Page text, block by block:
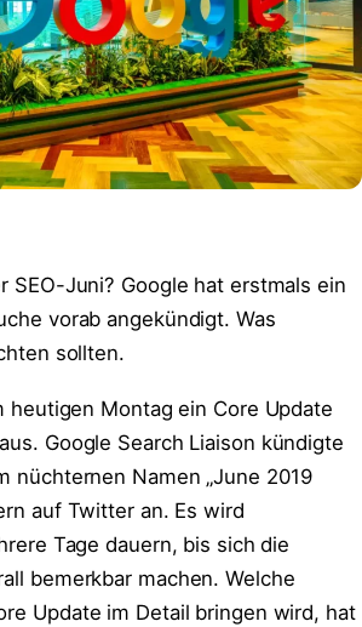
SEO-Juni? Google hat erstmals ein
vorab angekündigt. Was
sollten.
heutigen Montag ein Core Update
Google Search Liaison kündigte
nüchternen Namen „June 2019
auf Twitter an. Es wird
Tage dauern, bis sich die
bemerkbar machen. Welche
Update im Detail bringen wird, hat